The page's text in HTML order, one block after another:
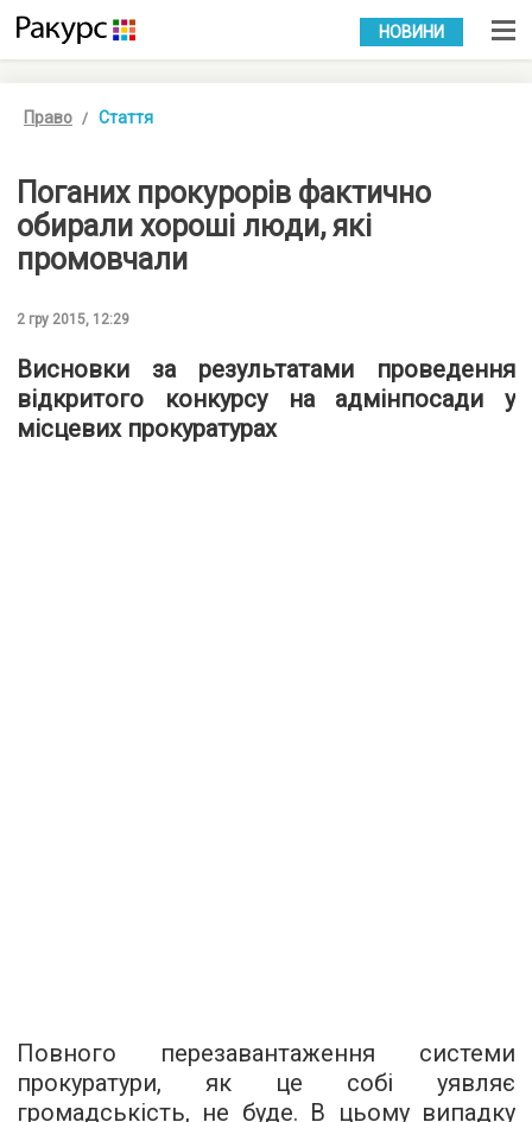
УКР РУС
НОВИНИ
Право Стаття
Поганих прокурорів фактично
обирали хороші люди, які
промовчали
2 гру 2015, 12:29
Висновки за результатами проведення
відкритого конкурсу на адмінпосади у
місцевих прокуратурах
Повного перезавантаження системи
прокуратури, як це собі уявляє
громадськість, не буде. В цьому випадку